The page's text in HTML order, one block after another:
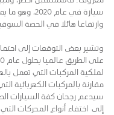
وارتفاعا هائلا في الحصة السوقية
على الطريق عالميا بحلول عام 2030
لملكية المركبات التي تعمل
مقارنة بالمركبات الكهربائية
سيدعم رجحان كفة السيارات
إلى اختفاء أنواع المحركات